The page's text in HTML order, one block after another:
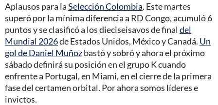
Aplausos para laSelección Colombia. Este martes
superó por la mínima diferencia a RD Congo, acumuló 6
puntos y se clasificó a los dieciseisavos de final del
Mundial 2026de Estados Unidos, México y Canadá. Un
gol de Daniel Muñozbastó y sobró y ahora el próximo
sábado definirá su posición en el grupo K cuando
enfrente a Portugal, en Miami, en el cierre de la primera
fase del certamen orbital. Por ahora somos líderes e
invictos.